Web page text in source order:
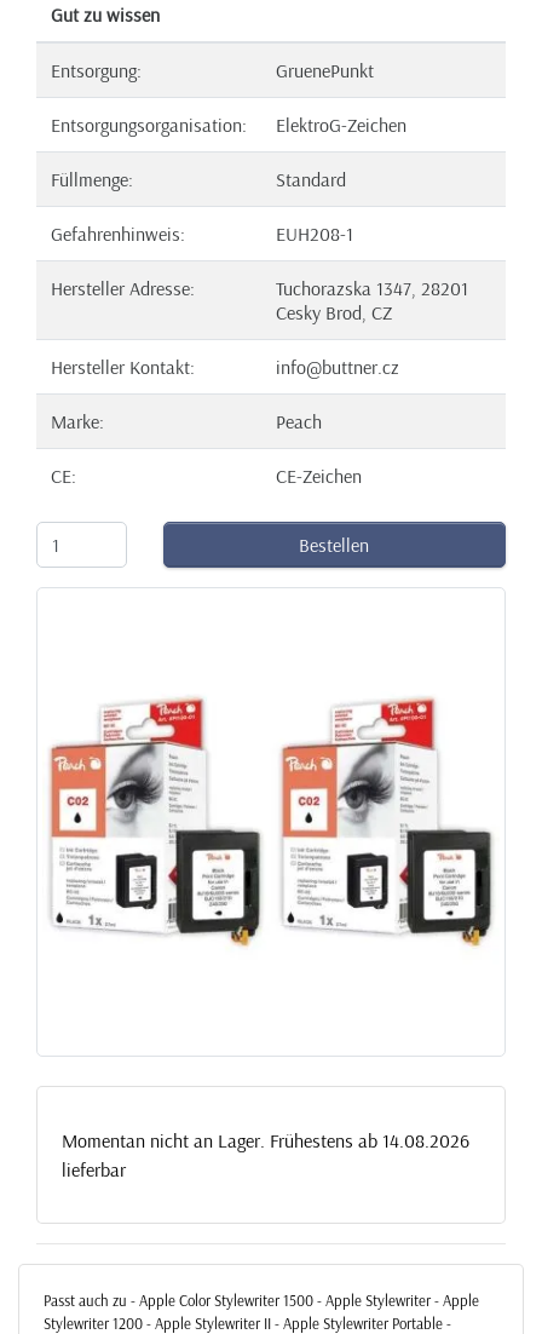
Gut zu wissen
Entsorgung: GruenePunkt
Entsorgungsorganisation: ElektroG-Zeichen
Füllmenge: Standard
Gefahrenhinweis: EUH208-1
Hersteller Adresse:
Tuchorazska 1347, 28201
Cesky Brod, CZ
Hersteller Kontakt: info@buttner.cz
Marke: Peach
CE: CE-Zeichen
Bestellen
Momentan nicht an Lager. Frühestens ab 14.08.2026
lieferbar
Passt auch zu - Apple Color Stylewriter 1500 - Apple Stylewriter - Apple
Stylewriter 1200 - Apple Stylewriter II - Apple Stylewriter Portable -